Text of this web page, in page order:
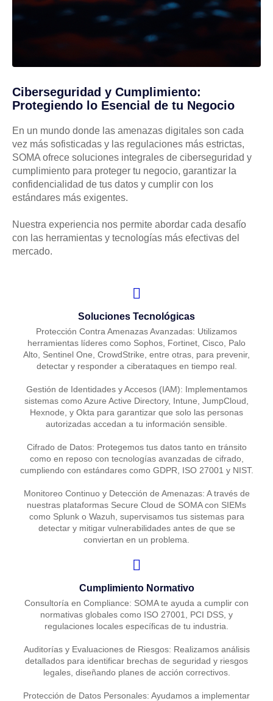
Ciberseguridad y Cumplimiento:
Protegiendo lo Esencial de tu Negocio
En un mundo donde las amenazas digitales son cada
vez más sofisticadas y las regulaciones más estrictas,
SOMA ofrece soluciones integrales de ciberseguridad y
cumplimiento para proteger tu negocio, garantizar la
confidencialidad de tus datos y cumplir con los
estándares más exigentes.
Nuestra experiencia nos permite abordar cada desafío
con las herramientas y tecnologías más efectivas del
mercado.
Soluciones Tecnológicas
Protección Contra Amenazas Avanzadas: Utilizamos
herramientas líderes como Sophos, Fortinet, Cisco, Palo
Alto, Sentinel One, CrowdStrike, entre otras, para prevenir,
detectar y responder a ciberataques en tiempo real.
Gestión de Identidades y Accesos (IAM): Implementamos
sistemas como Azure Active Directory, Intune, JumpCloud,
Hexnode, y Okta para garantizar que solo las personas
autorizadas accedan a tu información sensible.
Cifrado de Datos: Protegemos tus datos tanto en tránsito
como en reposo con tecnologías avanzadas de cifrado,
cumpliendo con estándares como GDPR, ISO 27001 y NIST.
Monitoreo Continuo y Detección de Amenazas: A través de
nuestras plataformas Secure Cloud de SOMA con SIEMs
como Splunk o Wazuh, supervisamos tus sistemas para
detectar y mitigar vulnerabilidades antes de que se
conviertan en un problema.
Cumplimiento Normativo
Consultoría en Compliance: SOMA te ayuda a cumplir con
normativas globales como ISO 27001, PCI DSS, y
regulaciones locales específicas de tu industria.
Auditorías y Evaluaciones de Riesgos: Realizamos análisis
detallados para identificar brechas de seguridad y riesgos
legales, diseñando planes de acción correctivos.
Protección de Datos Personales: Ayudamos a implementar